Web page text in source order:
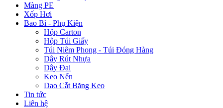
Màng PE
Xốp Hơi
Bao Bì - Phụ Kiện
Hộp Carton
Hộp Túi Giấy
Túi Niêm Phong - Túi Đóng Hàng
Dây Rút Nhựa
Dây Đai
Keo Nến
Dao Cắt Băng Keo
Tin tức
Liên hệ